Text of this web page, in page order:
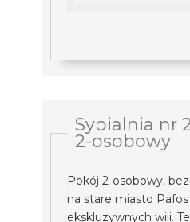
Sypialnia nr
2-osobowy
Pokój 2-osobowy,
na stare miasto
ekskluzywnych wili.